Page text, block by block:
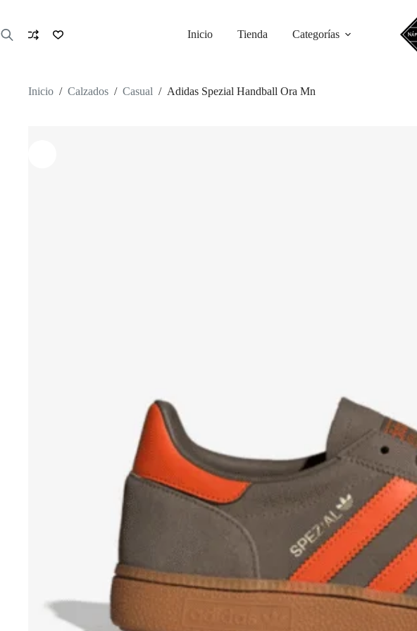
contenido
Inicio Tienda Categorías
Inicio / Calzados / Casual / Adidas Spezial Handball Ora Mn